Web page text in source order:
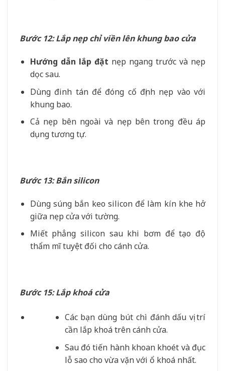
Bước 12: Lắp nẹp chỉ viền lên khung bao cửa
Hướng dẫn lắp đặt nẹp ngang trước và nẹp
dọc sau.
Dùng đinh tán để đóng cố định nẹp vào với
khung bao.
Cả nẹp bên ngoài và nẹp bên trong đều áp
dụng tương tự.
Bước 13: Bắn silicon
Dùng súng bắn keo silicon để làm kín khe hở
giữa nẹp cửa với tường.
Miết phẳng silicon sau khi bơm để tạo độ
thẩm mĩ tuyệt đối cho cánh cửa.
Bước 15: Lắp khoá cửa
Các bạn dùng bút chì đánh dấu vị trí
cần lắp khoá trên cánh cửa.
Sau đó tiến hành khoan khoét và đục
lỗ sao cho vừa vặn với ổ khoá nhất.